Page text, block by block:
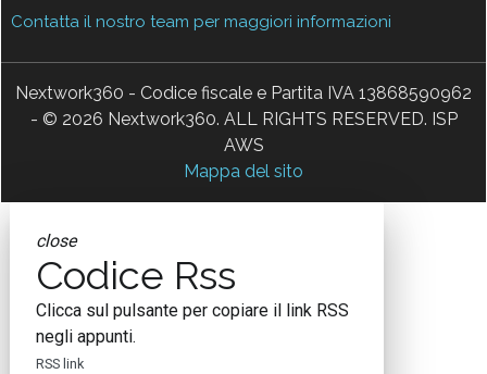
Contatta il nostro team per maggiori informazioni
Nextwork360 - Codice fiscale e Partita IVA 13868590962
- © 2026 Nextwork360. ALL RIGHTS RESERVED. ISP
AWS
Mappa del sito
close
Codice Rss
Clicca sul pulsante per copiare il link RSS
negli appunti.
RSS link